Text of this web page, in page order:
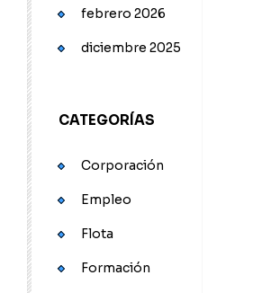
febrero 2026
diciembre 2025
CATEGORÍAS
Corporación
Empleo
Flota
Formación